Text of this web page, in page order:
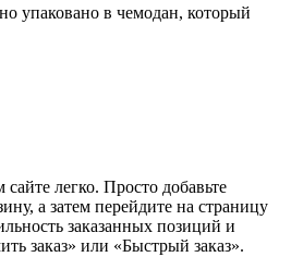
упаковано в чемодан, который
легко. Просто добавьте
а затем перейдите на страницу
заказанных позиций и
заказ» или «Быстрый заказ».